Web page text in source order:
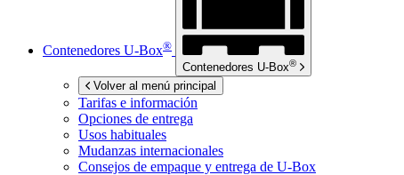
Contenedores U-Box®
Contenedores U-Box®
Volver al menú principal
Tarifas e información
Opciones de entrega
Usos habituales
Mudanzas internacionales
Consejos de empaque y entrega de U-Box